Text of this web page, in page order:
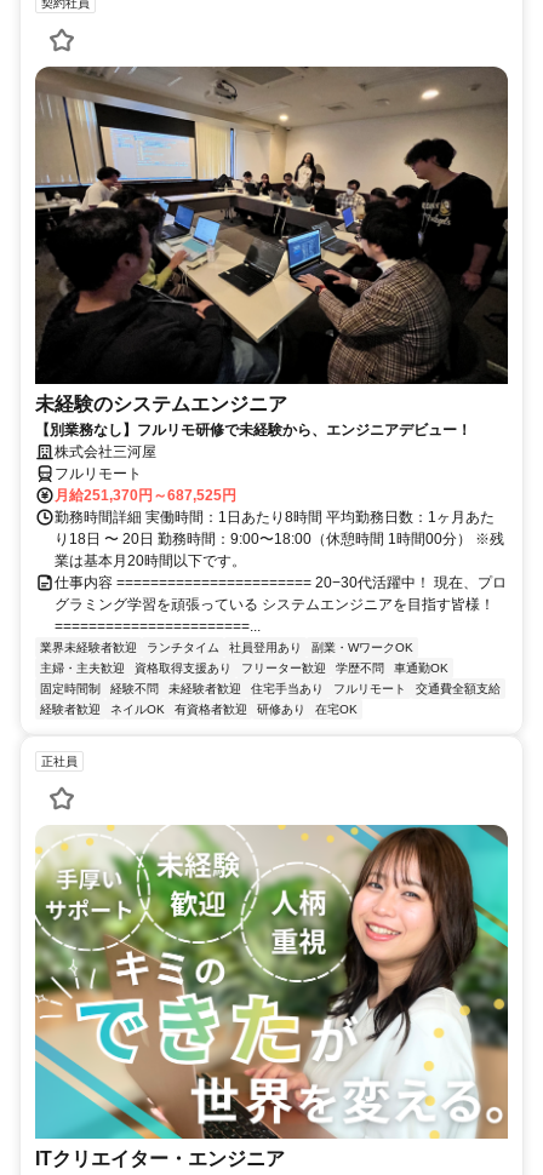
契約社員
未経験のシステムエンジニア
【別業務なし】フルリモ研修で未経験から、エンジニアデビュー！
株式会社三河屋
フルリモート
月給251,370円～687,525円
勤務時間詳細 実働時間：1日あたり8時間 平均勤務日数：1ヶ月あた
り18日 〜 20日 勤務時間：9:00〜18:00（休憩時間 1時間00分） ※残
業は基本月20時間以下です。
仕事内容 ======================= 20−30代活躍中！ 現在、プロ
グラミング学習を頑張っている システムエンジニアを目指す皆様！
=======================...
業界未経験者歓迎 ランチタイム 社員登用あり
副業・WワークOK
主婦・主夫歓迎
資格取得支援あり フリーター歓迎 学歴不問
車通勤OK
固定時間制
経験不問 未経験者歓迎 住宅手当あり フルリモート
交通費全額支給
経験者歓迎
ネイルOK 有資格者歓迎 研修あり 在宅OK
正社員
ITクリエイター・エンジニア